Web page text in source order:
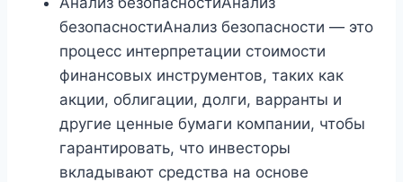
безопасностиАнализ безопасности — это
процесс интерпретации стоимости
финансовых инструментов, таких как
акции, облигации, долги, варранты и
другие ценные бумаги компании, чтобы
гарантировать, что инвесторы
вкладывают средства на основе